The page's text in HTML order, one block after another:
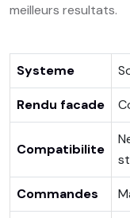
meilleurs resultats.
Systeme
Rendu facade
Compatibilite
Commandes